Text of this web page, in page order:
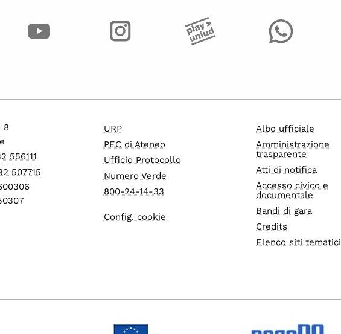
8
556111
507715
URP
PEC di Ateneo
Ufficio Protocollo
Numero Verde
800-24-14-33
Config. cookie
Albo ufficiale
Amministrazione
trasparente
Atti di notifica
Accesso civico e
documentale
Bandi di gara
Credits
Elenco siti tematici